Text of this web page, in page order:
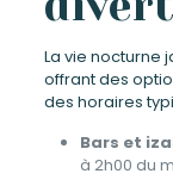
La vie nocturne
offrant des
des horaires
Bars et
à 2h00 du